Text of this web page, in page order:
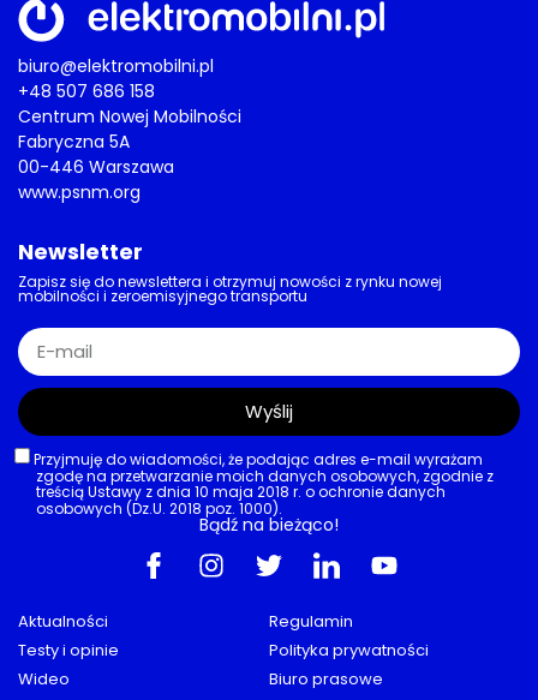
biuro@elektromobilni.pl
+48 507 686 158
Centrum Nowej Mobilności
Fabryczna 5A
00-446 Warszawa
www.psnm.org
Aktualności
Testy i opinie
Wideo
Regulamin
Polityka prywatności
Biuro prasowe
Newsletter
Zapisz się do newslettera i otrzymuj nowości z rynku nowej
mobilności i zeroemisyjnego transportu
Przyjmuję do wiadomości, że podając adres e-mail wyrażam
zgodę na przetwarzanie moich danych osobowych, zgodnie z
treścią Ustawy z dnia 10 maja 2018 r. o ochronie danych
osobowych (Dz.U. 2018 poz. 1000).
Wyślij
Bądź na bieżąco!